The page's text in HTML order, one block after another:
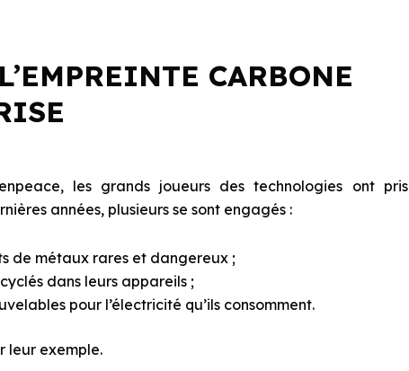
CARBONE
les grands joueurs des technologies ont pris
années, plusieurs se sont engagés :
de métaux rares et dangereux ;
dans leurs appareils ;
pour l’électricité qu’ils consomment.
leur exemple.